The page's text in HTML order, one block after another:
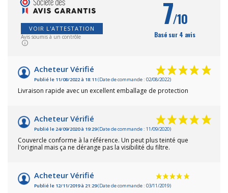
VOIR L'ATTESTATION
Avis soumis à un contrôle
7/10
Basé sur 4 avis
Acheteur Vérifié
Publié le 11/08/2022 à 18:11 (Date de commande : 02/08/2022)
Livraison rapide avec un excellent emballage de protection
Acheteur Vérifié
Publié le 24/09/2020 à 19:29(Date de commande : 11/09/2020)
Couvercle conforme à la référence. Un peut plus teinté que
l'original mais ça ne dérange pas la visibilité du filtre.
Acheteur Vérifié
Publié le 12/11/2019 à 21:29(Date de commande : 03/11/2019)